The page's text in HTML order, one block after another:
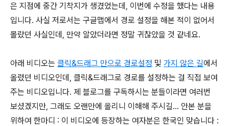
은 지점에 중간 기착지가 생겼었는데, 이번에 수정을 했다는 내용
입니다. 사실 저로서는 구글맵에서 경로 설정을 해본 적이 없어서
몰랐던 사실인데, 만약 알았더라면 정말 귀찮았을 것 같네요.
아래 비디오는 클릭&드래그 만으로 경로설정 및 가지 않은 길에서
올렸던 비디오인데, 클릭&드래그로 경로를 설정하는 걸 직접 보여
주는 비디오입니다. 제 블로그를 구독하시는 분들이라면 여러번
보셨겠지만, 그래도 오랜만에 올리니 이해해 주시길... 안본 분을
위하여 한마디 : 이 비디오에 등장하는 여자분은 한국인 맞습니다 :